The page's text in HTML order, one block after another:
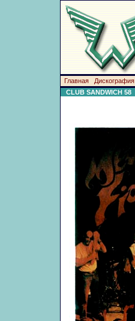
Главная Дискография
CLUB SANDWICH 58